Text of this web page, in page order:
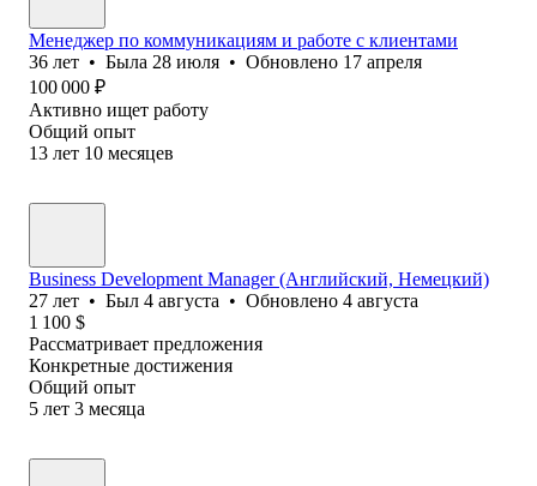
Менеджер по коммуникациям и работе с клиентами
36 лет • Была 28 июля • Обновлено 17 апреля
100 000 ₽
Активно ищет работу
Общий опыт
13 лет 10 месяцев
Business Development Manager (Английский, Немецкий)
27 лет • Был 4 августа • Обновлено 4 августа
1 100 $
Рассматривает предложения
Конкретные достижения
Общий опыт
5 лет 3 месяца